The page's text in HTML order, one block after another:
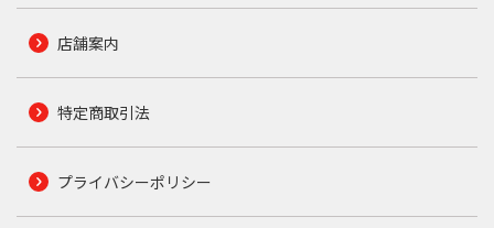
店舗案内
特定商取引法
プライバシーポリシー